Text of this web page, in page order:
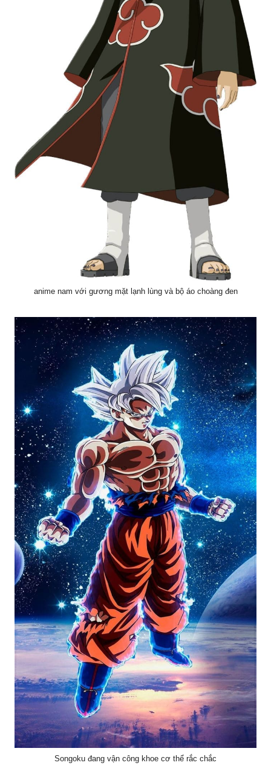
anime nam với gương mặt lạnh lùng và bộ áo choàng đen
Songoku đang vận công khoe cơ thể rắc chắc